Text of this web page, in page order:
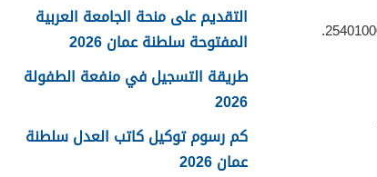
التقديم على منحة الجامعة العربية
المفتوحة سلطنة عمان 2026
طريقة التسجيل في منفعة الطفولة
2026
كم رسوم توكيل كاتب العدل سلطنة
عمان 2026